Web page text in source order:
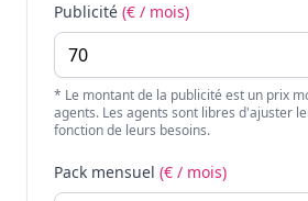
Publicité (€ / mois)
* Le montant de la publicité est un prix
agents. Les agents sont libres d'ajuster
fonction de leurs besoins.
Pack mensuel (€ / mois)